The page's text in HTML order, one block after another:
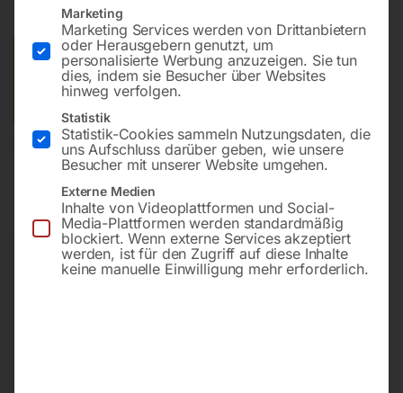
Lieferzeit:ca. 5 - 10 Werktage
Versandkosten Standard (Österreich):€40,00
Bitte beachten Sie: Die Versandkosten gelten für Österreich.
Andere Länder können abweichen.
In den Warenkorb
Sie haben Fragen zu diesem
Artikel?
Gerne helfen wir Ihnen weiter.
Marketing
Marketing Services werden von Drittanbietern
oder Herausgebern genutzt, um
personalisierte Werbung anzuzeigen. Sie tun
dies, indem sie Besucher über Websites
hinweg verfolgen.
Statistik
Statistik-Cookies sammeln Nutzungsdaten, die
uns Aufschluss darüber geben, wie unsere
Besucher mit unserer Website umgehen.
Externe Medien
Inhalte von Videoplattformen und Social-
Media-Plattformen werden standardmäßig
blockiert. Wenn externe Services akzeptiert
werden, ist für den Zugriff auf diese Inhalte
keine manuelle Einwilligung mehr erforderlich.